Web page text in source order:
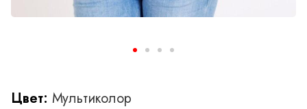
Цвет: Мультиколор